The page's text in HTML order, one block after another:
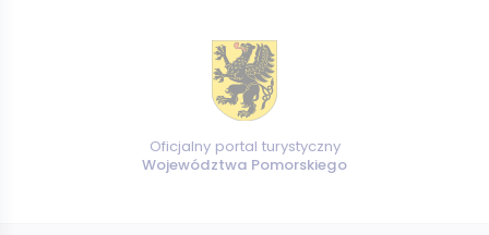
Oficjalny portal turystyczny
Województwa Pomorskiego